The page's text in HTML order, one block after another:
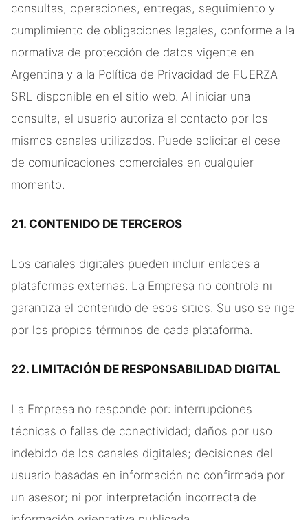
consultas, operaciones, entregas, seguimiento y
cumplimiento de obligaciones legales, conforme a la
normativa de protección de datos vigente en
Argentina y a la Política de Privacidad de FUERZA
SRL disponible en el sitio web. Al iniciar una
consulta, el usuario autoriza el contacto por los
mismos canales utilizados. Puede solicitar el cese
de comunicaciones comerciales en cualquier
momento.
21. CONTENIDO DE TERCEROS
Los canales digitales pueden incluir enlaces a
plataformas externas. La Empresa no controla ni
garantiza el contenido de esos sitios. Su uso se rige
por los propios términos de cada plataforma.
22. LIMITACIÓN DE RESPONSABILIDAD DIGITAL
La Empresa no responde por: interrupciones
técnicas o fallas de conectividad; daños por uso
indebido de los canales digitales; decisiones del
usuario basadas en información no confirmada por
un asesor; ni por interpretación incorrecta de